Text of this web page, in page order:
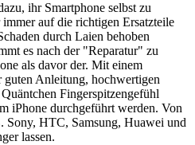
ihr Smartphone selbst zu
auf die richtigen Ersatzteile
durch Laien behoben
es nach der "Reparatur" zu
als davor der. Mit einem
Anleitung, hochwertigen
Fingerspitzengefühl
iPhone durchgeführt werden. Von
Sony, HTC, Samsung, Huawei und
lassen.